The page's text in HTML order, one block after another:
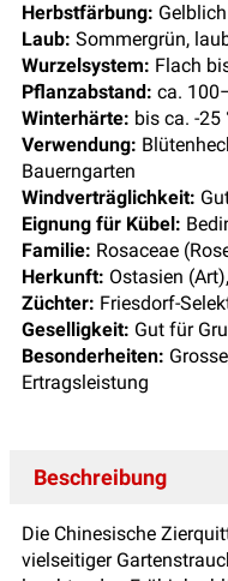
Herbstfärbung: Gelblich
Laub: Sommergrün,
Wurzelsystem: Flach
Pflanzabstand: ca.
Winterhärte: bis ca. -25
Verwendung:
Bauerngarten
Windverträglichkeit:
Eignung für Kübel:
Familie: Rosaceae
Herkunft: Ostasien
Züchter: Friesdorf-
Geselligkeit: Gut für
Besonderheiten:
Ertragsleistung
Beschreibung
Die Chinesische
vielseitiger